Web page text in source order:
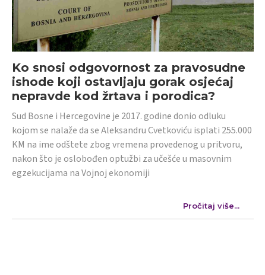
Ko snosi odgovornost za pravosudne
ishode koji ostavljaju gorak osjećaj
nepravde kod žrtava i porodica?
Sud Bosne i Hercegovine je 2017. godine donio odluku
kojom se nalaže da se Aleksandru Cvetkoviću isplati 255.000
KM na ime odštete zbog vremena provedenog u pritvoru,
nakon što je oslobođen optužbi za učešće u masovnim
egzekucijama na Vojnoj ekonomiji
Pročitaj više...